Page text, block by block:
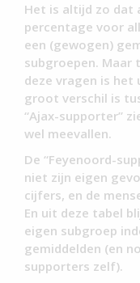
Het is altijd zo dat
percentage voor
een (gewogen)
subgroepen. Maar
deze vragen is
groot verschil is
“Ajax-supporter”
wel meevallen.
De “Feyenoord-
niet zijn eigen
cijfers, en de
En uit deze tabel
eigen subgroep
gemiddelden (en
supporters zelf).